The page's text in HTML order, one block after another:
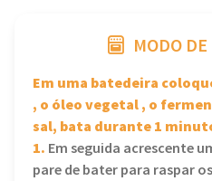
MODO
Em uma batedeira
, o óleo vegetal , o
sal, bata durante 1
1. Em seguida acrescente
pare de bater para raspar